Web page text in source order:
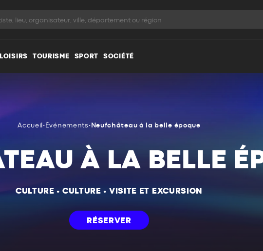
LOISIRS TOURISME SPORT SOCIÉTÉ
Accueil • Événements• Neufchâteau à la belle époque
À LA BELLE
CULTURE • CULTURE • VISITE ET EXCURSION
RÉSERVER